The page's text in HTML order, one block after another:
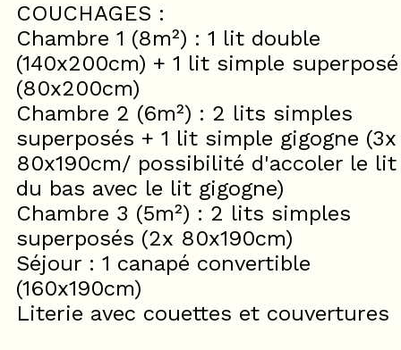
COUCHAGES :
Chambre 1 (8m²) : 1 lit double
(140x200cm) + 1 lit simple superposé
(80x200cm)
Chambre 2 (6m²) : 2 lits simples
superposés + 1 lit simple gigogne (3x
80x190cm/ possibilité d'accoler le lit
du bas avec le lit gigogne)
Chambre 3 (5m²) : 2 lits simples
superposés (2x 80x190cm)
Séjour : 1 canapé convertible
(160x190cm)
Literie avec couettes et couvertures